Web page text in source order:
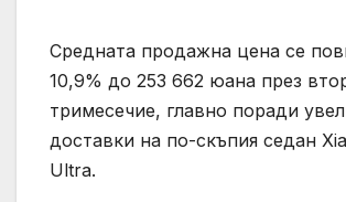
Средната продажна цена се
10,9% до 253 662 юана през
тримесечие, главно поради
доставки на по-скъпия седан
Ultra.